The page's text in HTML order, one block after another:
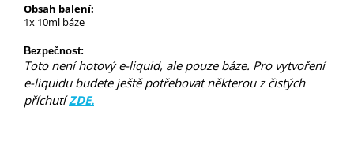
Obsah balení:
1x 10ml báze
Bezpečnost:
Toto není hotový e-liquid, ale pouze báze. Pro vytvoření
e-liquidu budete ještě potřebovat některou z čistých
příchutíZDE.